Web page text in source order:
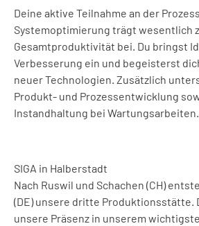
Deine aktive Teilnahme an der
Systemoptimierung trägt wesentlich
Gesamtproduktivität bei. Du bringst
Verbesserung ein und begeisterst
neuer Technologien. Zusätzlich
Produkt- und Prozessentwicklung
Instandhaltung bei Wartungsarbeiten.
SIGA in Halberstadt
Nach Ruswil und Schachen (CH)
(DE) unsere dritte Produktionsstätte.
unsere Präsenz in unserem